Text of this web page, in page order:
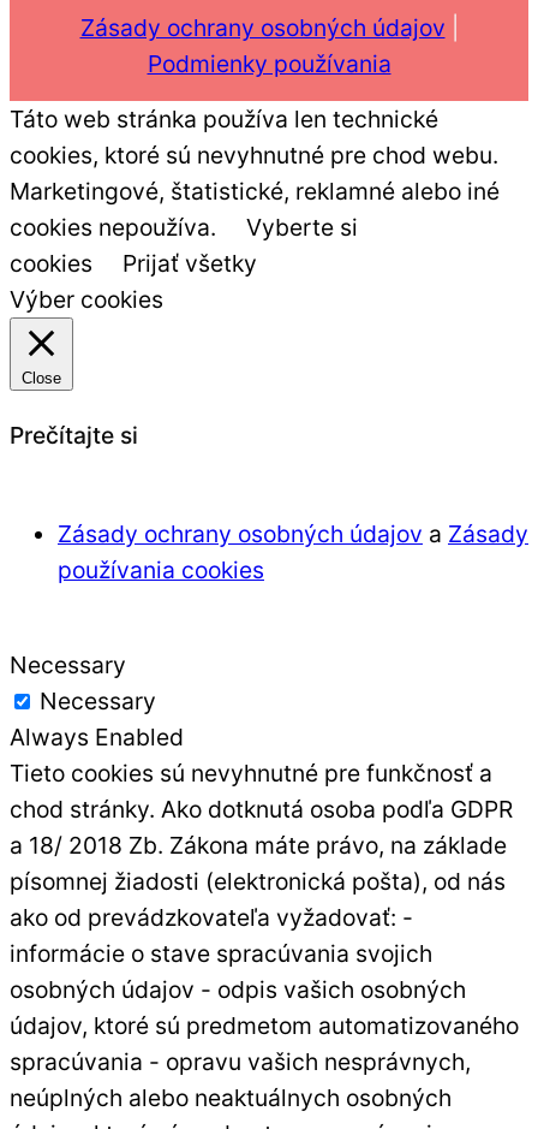
Zásady ochrany osobných údajov
Podmienky používania
Táto web stránka používa len technické
cookies, ktoré sú nevyhnutné pre chod webu.
Marketingové, štatistické, reklamné alebo iné
cookies nepoužíva.
Vyberte si
cookies
Prijať všetky
Výber cookies
Close
Prečítajte si
Zásady ochrany osobných údajov a Zásady
používania cookies
Necessary
Necessary
Always Enabled
Tieto cookies sú nevyhnutné pre funkčnosť a
chod stránky. Ako dotknutá osoba podľa GDPR
a 18/ 2018 Zb. Zákona máte právo, na základe
písomnej žiadosti (elektronická pošta), od nás
ako od prevádzkovateľa vyžadovať: -
informácie o stave spracúvania svojich
osobných údajov - odpis vašich osobných
údajov, ktoré sú predmetom automatizovaného
spracúvania - opravu vašich nesprávnych,
neúplných alebo neaktuálnych osobných